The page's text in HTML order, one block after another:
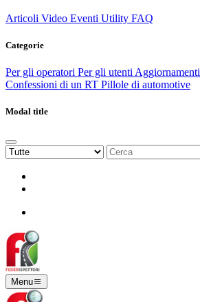
Articoli Video Eventi Utility FAQ
Categorie
Per gli operatori Per gli utenti Aggiornamenti
Confessioni di un RT Pillole di automotive
Modal title
Menu